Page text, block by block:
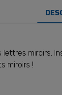
miroirs.
miroirs !